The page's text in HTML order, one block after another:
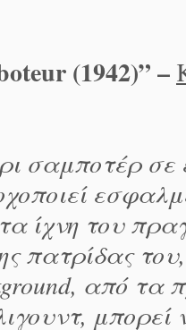
(1942)” –
σαμποτέρ σε
ίχνη του
πατρίδας
από